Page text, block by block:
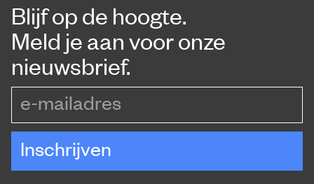
Blijf op de hoogte.
Meld je aan voor onze
nieuwsbrief.
Inschrijven